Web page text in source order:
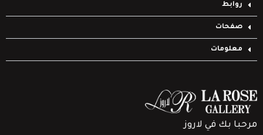
روابط
صفحات
معلومات
مرحبا بك في لاروز